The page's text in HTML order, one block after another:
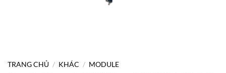
TRANG CHỦ / KHÁC / MODULE